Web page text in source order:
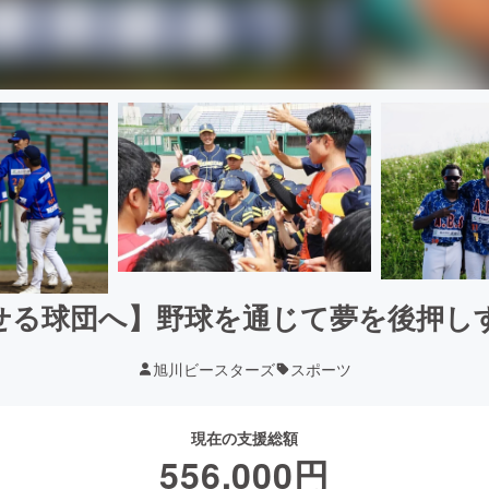
球団へ】野球を通じて夢を後押
旭川ビースターズ スポーツ
現在の支援総額
556,000円